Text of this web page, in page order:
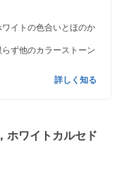
イトの色合いとほのか
ず他のカラーストーン
詳しく知る
ホワイトカルセド